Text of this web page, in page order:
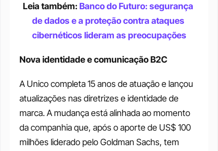
Leia também: Banco do Futuro: segurança
de dados e a proteção contra ataques
cibernéticos lideram as preocupações
Nova identidade e comunicação B2C
A Unico completa 15 anos de atuação e lançou
atualizações nas diretrizes e identidade de
marca. A mudança está alinhada ao momento
da companhia que, após o aporte de US$ 100
milhões liderado pelo Goldman Sachs, tem